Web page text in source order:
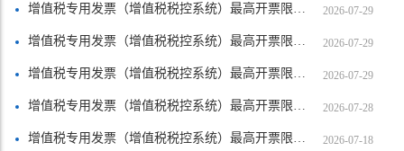
增值税专用发票（增值税税控系统）最高开票限额审批【肇庆市高要区城哥运输服务部（个…… 2026-07-29
增值税专用发票（增值税税控系统）最高开票限额审批【四会市圆玉生生珠宝店（个体工商户）】 2026-07-29
增值税专用发票（增值税税控系统）最高开票限额审批【四会市诺维思贸易有限公司】 2026-07-29
增值税专用发票（增值税税控系统）最高开票限额审批【四会市碧和翡翠店（个体工商户）】 2026-07-28
增值税专用发票（增值税税控系统）最高开票限额审批【端州区星相愈教育信息咨询服务部】 2026-07-18